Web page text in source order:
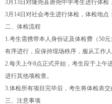
3月13日对隆尧县唐尧中学考生进行体检
3月14日对社会考生进行体检，体检地点
二、体检流程
1.考生需携带本人身份证及体检费（50
有序进行，应保持现场秩序，服从工作人
2.每天上午8点正式开始，考生应于上午
进行其他项检查。
3.体检所有项目完毕后，考生将体检表交
三、注意事项